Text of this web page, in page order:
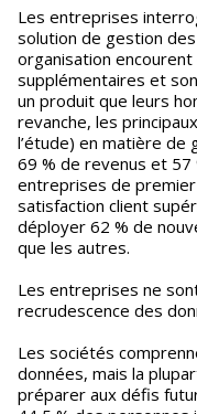
Les entreprises
solution de gestion
organisation
supplémentaires et
un produit que leurs
revanche, les
l’étude) en matière de
69 % de revenus et 57
entreprises de premier
satisfaction client
déployer 62 % de
que les autres.
Les entreprises ne
recrudescence des
Les sociétés
données, mais la
préparer aux défis